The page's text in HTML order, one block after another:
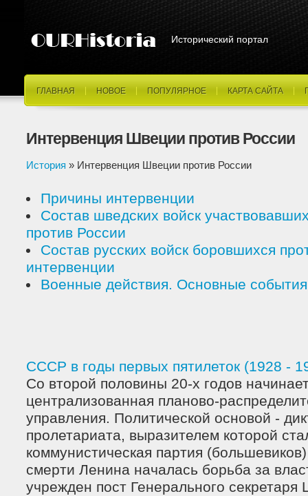
Исторический портал
ГЛАВНАЯ НОВОЕ ПОПУЛЯРНОЕ КАРТА САЙТА
Интервенция Швеции против России
История » Интервенция Швеции против России
Причины интервенции
Состав шведских войск
против России
Состав русских войск боровшихся
интервенции
Военные действия. Основные
СССР в годы первых пятилеток (1928 -
Со второй половины 20-х годов
централизованная планово-
управления. Политической основой -
пролетариата, выразителем которой
коммунистическая партия
смерти Ленина началась борьба за
учрежден пост Генерального секретаря